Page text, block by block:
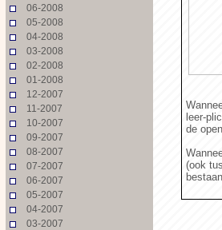
06-2008
05-2008
04-2008
03-2008
02-2008
01-2008
12-2007
11-2007
10-2007
09-2007
08-2007
07-2007
06-2007
05-2007
04-2007
03-2007
leer-
de
(ook